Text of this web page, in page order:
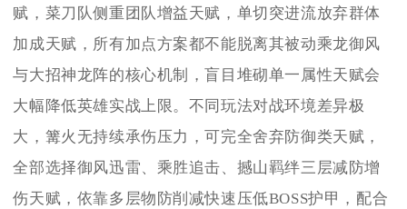
赋，菜刀队侧重团队增益天赋，单切突进流放弃群体
加成天赋，所有加点方案都不能脱离其被动乘龙御风
与大招神龙阵的核心机制，盲目堆砌单一属性天赋会
大幅降低英雄实战上限。不同玩法对战环境差异极
大，篝火无持续承伤压力，可完全舍弃防御类天赋，
全部选择御风迅雷、乘胜追击、撼山羁绊三层减防增
伤天赋，依靠多层物防削减快速压低BOSS护甲，配合